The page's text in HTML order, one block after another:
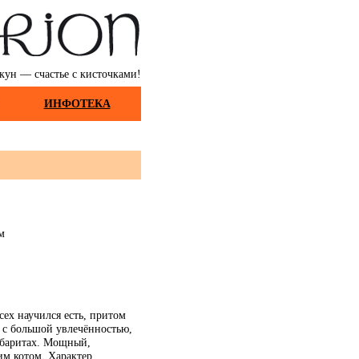
— счастье с кисточками!
ИНФОТЕКА
научился есть, притом
большой увлечённостью,
Мощный,
котом. Характер